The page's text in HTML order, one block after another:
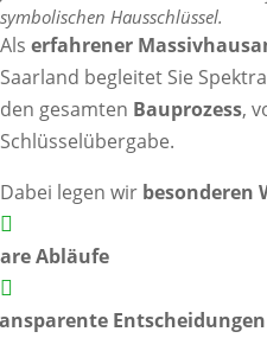
symbolischen Hausschlüssel.
Als erfahrener
Saarland begleitet Sie
den gesamten Bauprozess,
Schlüsselübergabe.
Dabei legen wir besonderen

Abläufe

Entscheidungen